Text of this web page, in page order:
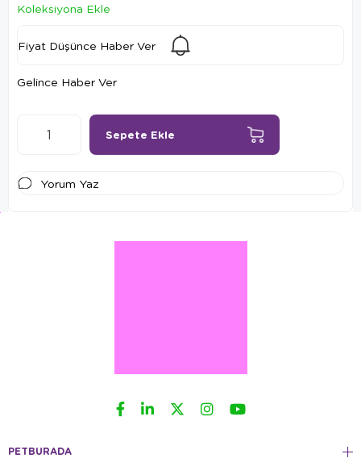
Koleksiyona Ekle
Fiyat Düşünce Haber Ver
Gelince Haber Ver
Yorum Yaz
PETBURADA